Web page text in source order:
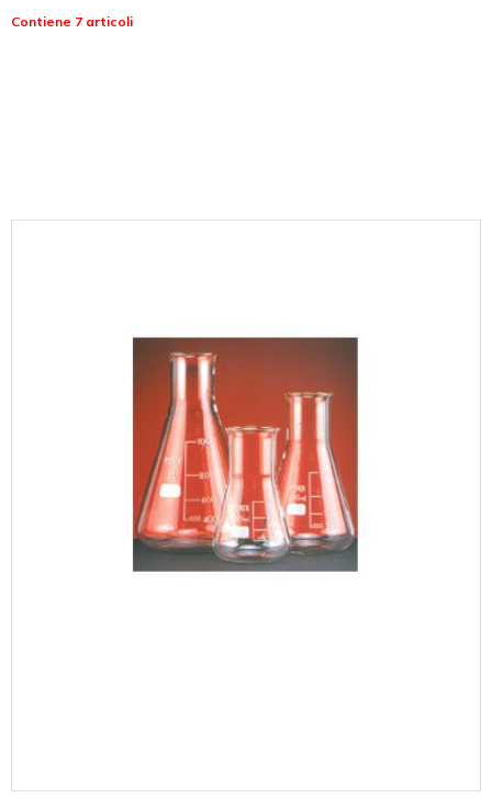
Contiene 7 articoli